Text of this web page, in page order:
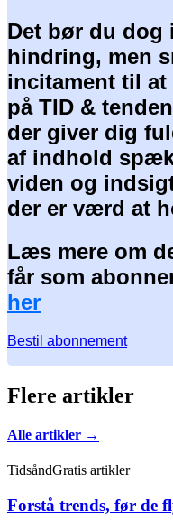
Det bør du dog
hindring, men
incitament til at
på TID &
der giver dig
af indhold
viden og
der er værd at
Læs mere om
får som
her
Bestil abonnement
Flere artikler
Alle artikler →
TidsåndGratis artikler
Forstå trends, før de